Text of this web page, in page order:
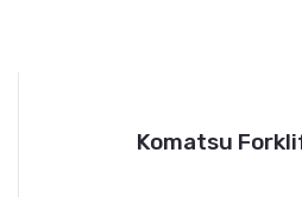
Komatsu